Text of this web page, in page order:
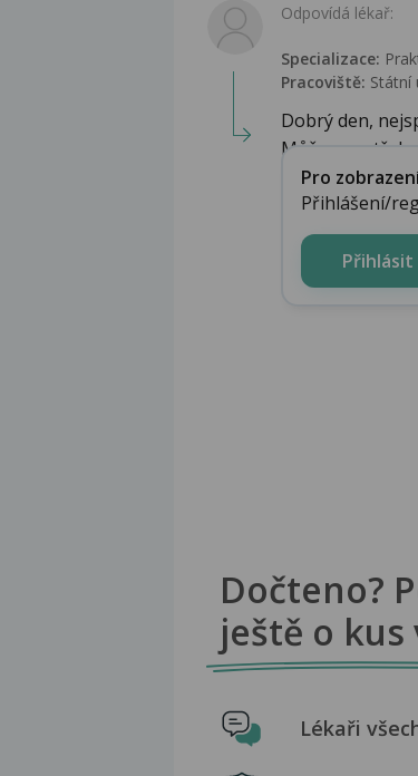
Odpovídá lékař:
Specializace:
Pracoviště: Státní
Dobrý den,
Může se vstřebat
Pro
Přihlášení/
Přihlásit
Dočteno?
ještě o kus
Lékaři